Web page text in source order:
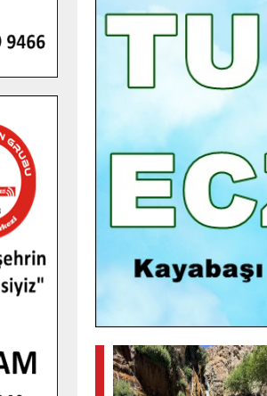
GENÇLER
YENI MEDYA